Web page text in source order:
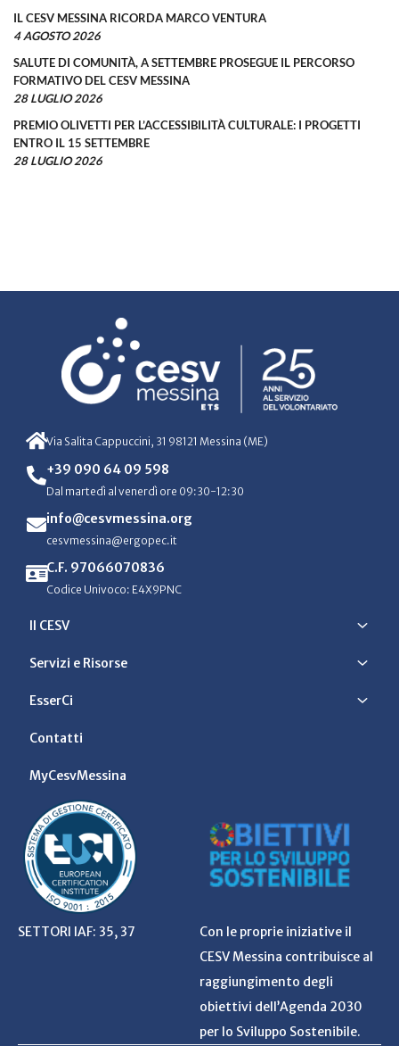
IL CESV MESSINA RICORDA MARCO VENTURA
4 AGOSTO 2026
SALUTE DI COMUNITÀ, A SETTEMBRE PROSEGUE IL PERCORSO
FORMATIVO DEL CESV MESSINA
28 LUGLIO 2026
PREMIO OLIVETTI PER L’ACCESSIBILITÀ CULTURALE: I PROGETTI
ENTRO IL 15 SETTEMBRE
28 LUGLIO 2026
Via Salita Cappuccini, 31 98121 Messina (ME)
+39 090 64 09 598
Dal martedì al venerdì ore 09:30-12:30
info@cesvmessina.org
cesvmessina@ergopec.it
C.F. 97066070836
Codice Univoco: E4X9PNC
Il CESV
Servizi e Risorse
EsserCi
Contatti
MyCesvMessina
SETTORI IAF: 35, 37
Con le proprie iniziative il
CESV Messina contribuisce al
raggiungimento degli
obiettivi dell’Agenda 2030
per lo Sviluppo Sostenibile.